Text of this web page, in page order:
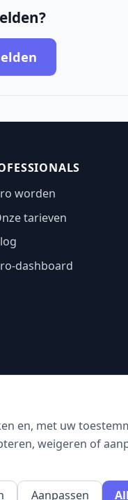
worden
tarieven
dashboard
en, met uw
weigeren of
Aanpassen